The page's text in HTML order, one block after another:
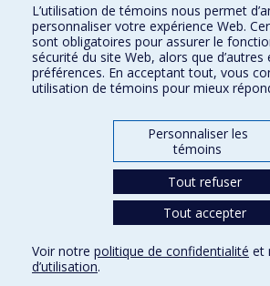
Plan du site
Signaler une erreur
Accessibilité
FACULTÉ DES ARTS ET DES SCIENCES
Nos départements et écoles
Conditions d’utilisation
L’utilisation de témoins nous permet
personnaliser votre expérience Web.
sont obligatoires pour assurer le
sécurité du site Web, alors que
préférences. En acceptant tout, vous
utilisation de témoins pour mieux
Personnaliser les
témoins
Tout refuser
Tout accepter
Voir notre politique de confidentialité et
d’utilisation.